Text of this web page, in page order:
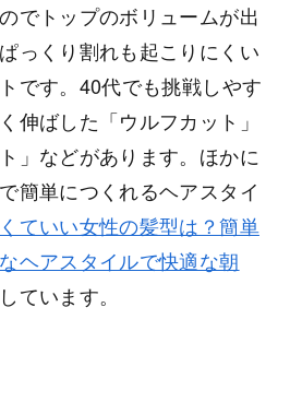
でトップのボリュームが出
っくり割れも起こりにくい
です。40代でも挑戦しやす
伸ばした「ウルフカット」
」などがあります。ほかに
簡単につくれるヘアスタイ
ていい女性の髪型は？簡単
ヘアスタイルで快適な朝
ています。